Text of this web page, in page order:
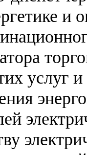
и
услуг